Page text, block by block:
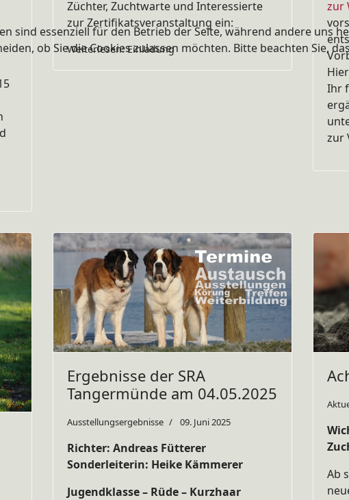
Züchter, Zuchtwarte und Interessierte
zur Zertifikatsveranstaltung ein:
Weiterlesen: Einladung
zur
Ihr
zur
Ergebnisse der SRA
Tangermünde am 04.05.2025
Ausstellungsergebnisse 09. Juni 2025
Richter: Andreas Fütterer
Sonderleiterin: Heike Kämmerer
Jugendklasse – Rüde – Kurzhaar
Ab
sind essenziell für den Betrieb der Seite, während andere uns
ob Sie die Cookies zulassen möchten. Bitte beachten Sie,